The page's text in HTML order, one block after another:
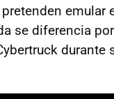
emular
se diferencia por
durante